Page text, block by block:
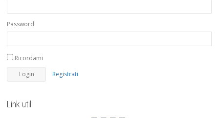
Password
Ricordami
Registrati
Link utili